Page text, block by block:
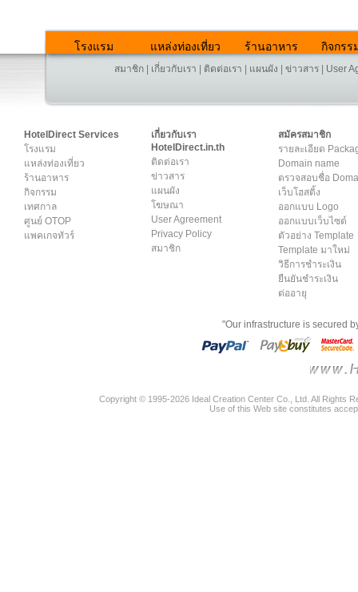
โรงแรม แหล่งท่องเที่ยว ร้านอาหาร กิจกรร
สมาชิก | เกี่ยวกับเรา | ติดต่อเรา | แผนผัง | ข่าวสาร | User
HotelDirect Services
โรงแรม
แหล่งท่องเที่ยว
ร้านอาหาร
กิจกรรม
เทศกาล
ศูนย์ OTOP
แพคเกจทัวร์
เกี่ยวกับเรา
HotelDirect.in.th
ติดต่อเรา
ข่าวสาร
แผนผัง
โฆษณา
User Agreement
Privacy Policy
สมาชิก
สมัครสมาชิก
รายละเอียด
Domain name
ตรวจสอบชื่อ
เว็บโฮสติ้ง
ออกแบบ Logo
ออกแบบเว็บไซต์
ตัวอย่าง Template
Template มาใหม่
วิธีการชำระเงิน
ยืนยันชำระเงิน
ต่ออายุ
"Our infrastructure is secured
Copyright © 1995-2026 Ideal Creation Center Co., Ltd. All Rights
Use of this Web site constitutes